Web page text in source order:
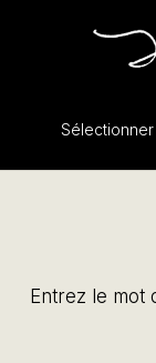
Entrez le mot